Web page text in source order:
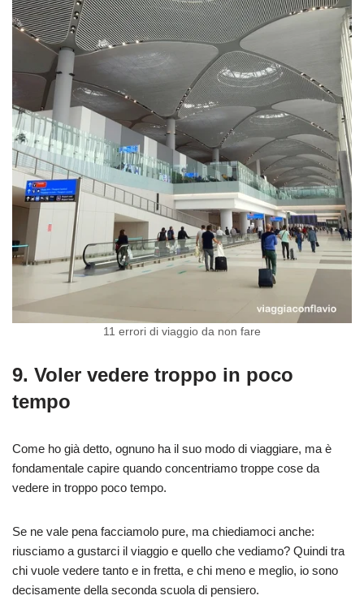
11 errori di viaggio da non fare
9. Voler vedere troppo in poco
tempo
Come ho già detto, ognuno ha il suo modo di viaggiare, ma è
fondamentale capire quando concentriamo troppe cose da
vedere in troppo poco tempo.
Se ne vale pena facciamolo pure, ma chiediamoci anche:
riusciamo a gustarci il viaggio e quello che vediamo? Quindi tra
chi vuole vedere tanto e in fretta, e chi meno e meglio, io sono
decisamente della seconda scuola di pensiero.